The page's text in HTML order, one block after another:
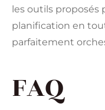
les outils proposés
planification en
parfaitement
FAQ